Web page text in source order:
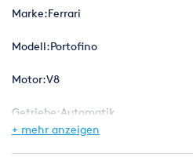
Marke:Ferrari
Modell:Portofino
Motor:V8
Getriebe:Automatik
+ mehr anzeigen